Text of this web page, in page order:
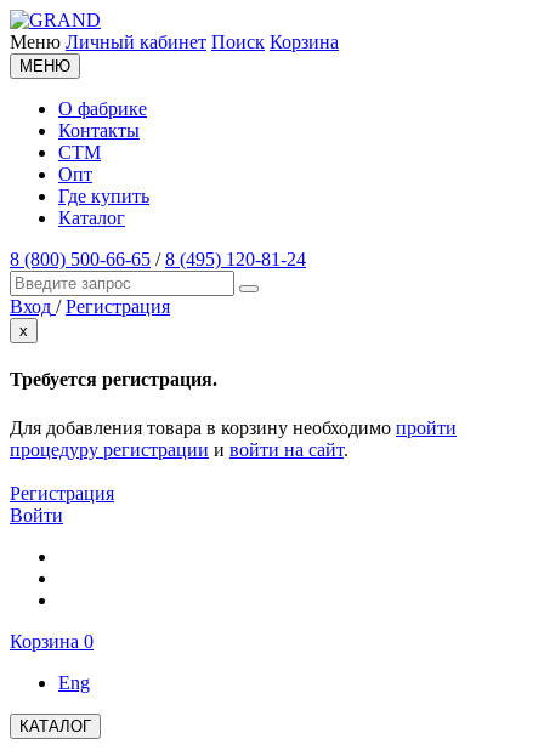
Меню Личный кабинет Поиск Корзина
МЕНЮ
О фабрике
Контакты
СТМ
Опт
Где купить
Каталог
8 (800) 500-66-65 /8 (495) 120-81-24
Вход / Регистрация
x
Требуется регистрация.
Для добавления товара в корзину необходимо пройти
процедуру регистрации и войти на сайт.
Регистрация
Войти
Корзина 0
Eng
КАТАЛОГ